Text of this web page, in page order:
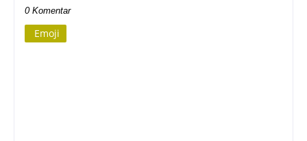
0 Komentar
Emoji